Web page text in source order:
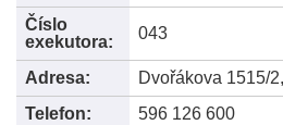
Číslo
exekutora:
043
Adresa:
Dvořákova 1515/
Telefon:
596 126 600